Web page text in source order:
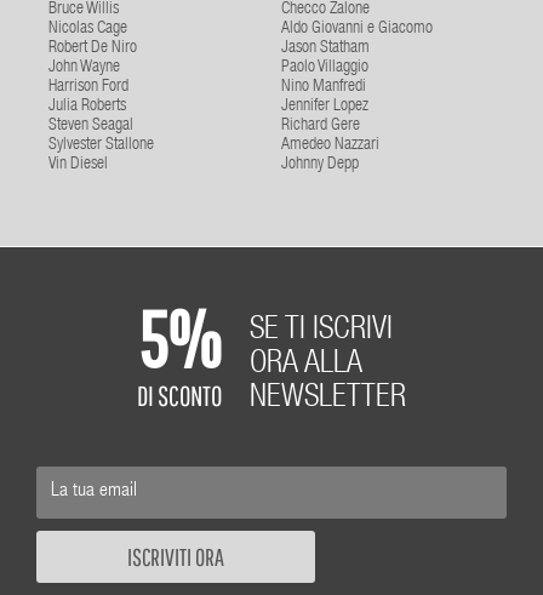
Bruce Willis
Checco Zalone
Nicolas Cage
Aldo Giovanni e Giacomo
Robert De Niro
Jason Statham
John Wayne
Paolo Villaggio
Harrison Ford
Nino Manfredi
Julia Roberts
Jennifer Lopez
Steven Seagal
Richard Gere
Sylvester Stallone
Amedeo Nazzari
Vin Diesel
Johnny Depp
5%
DI SCONTO
SE TI ISCRIVI
ORA ALLA
NEWSLETTER
ISCRIVITI ORA